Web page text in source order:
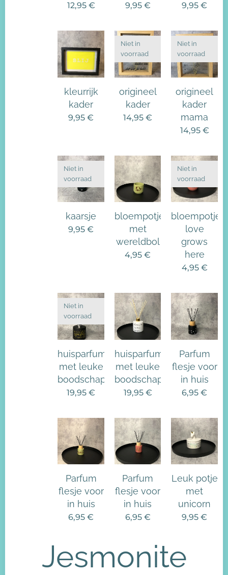
12,95€ 9,95€ 9,95 €
kleurrijk
kader
9,95 €
origineel
kader
Niet in
voorraad
14,95 €
origineel
kader
mama
Niet in
voorraad
14,95€
kaarsje
Niet in
voorraad
9,95 €
bloempotje
met
wereldbol
4,95 €
bloempotje
love
grows
here
Niet in
voorraad
4,95€
huisparfum
met leuke
boodschap
Niet in
voorraad
19,95 €
huisparfum
met leuke
boodschap
19,95€
Parfum
flesje voor
in huis
6,95 €
Parfum
flesje voor
in huis
6,95 €
Parfum
flesje voor
in huis
6,95€
Leuk potje
met
unicorn
9,95 €
Jesmonite